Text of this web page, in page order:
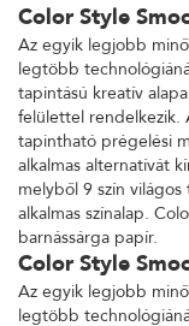
Color Style
Az egyik legjobb
legtöbb
tapintású kreatív
felülettel rendelkezik.
tapintható prégelési
alkalmas alternatívát
melyből 9 szín
alkalmas színalap.
barnássárga papír.
Color Style
Az egyik legjobb
legtöbb